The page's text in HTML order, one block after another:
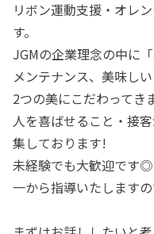
リボン運動支援・オレ
す。
JGMの企業理念の中に
メンテナンス、美味し
2つの美にこだわってき
人を喜ばせること・接
集しております!
未経験でも大歓迎です◎
一から指導いたします